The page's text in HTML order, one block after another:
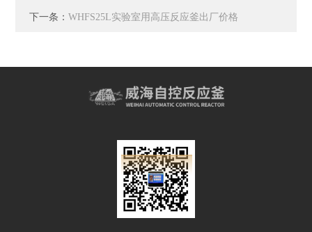
下一条：WHFS25L实验室用高压反应釜出厂价格